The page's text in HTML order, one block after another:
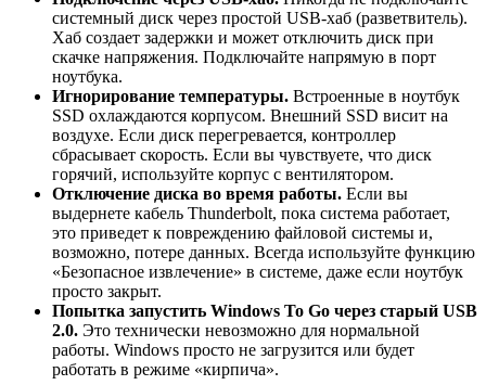
системный диск через простой USB-хаб (разветвитель).
Хаб создает задержки и может отключить диск при
скачке напряжения. Подключайте напрямую в порт
ноутбука.
Игнорирование температуры. Встроенные в ноутбук
SSD охлаждаются корпусом. Внешний SSD висит на
воздухе. Если диск перегревается, контроллер
сбрасывает скорость. Если вы чувствуете, что диск
горячий, используйте корпус с вентилятором.
Отключение диска во время работы. Если вы
выдернете кабель Thunderbolt, пока система работает,
это приведет к повреждению файловой системы и,
возможно, потере данных. Всегда используйте функцию
«Безопасное извлечение» в системе, даже если ноутбук
просто закрыт.
Попытка запустить Windows To Go через старый USB
2.0. Это технически невозможно для нормальной
работы. Windows просто не загрузится или будет
работать в режиме «кирпича».